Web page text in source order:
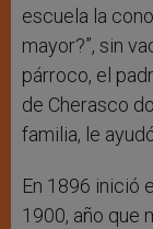
escuela la
mayor?”, sin
párroco, el
de Cherasco
familia, le
En 1896 inició
1900, año que